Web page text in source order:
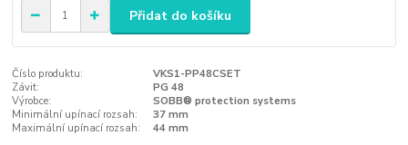
Přidat do košíku
Číslo produktu:
VKS1-PP48CSET
Závit:
PG 48
Výrobce:
SOBB® protection systems
Minimální upínací rozsah:
37 mm
Maximální upínací rozsah:
44 mm